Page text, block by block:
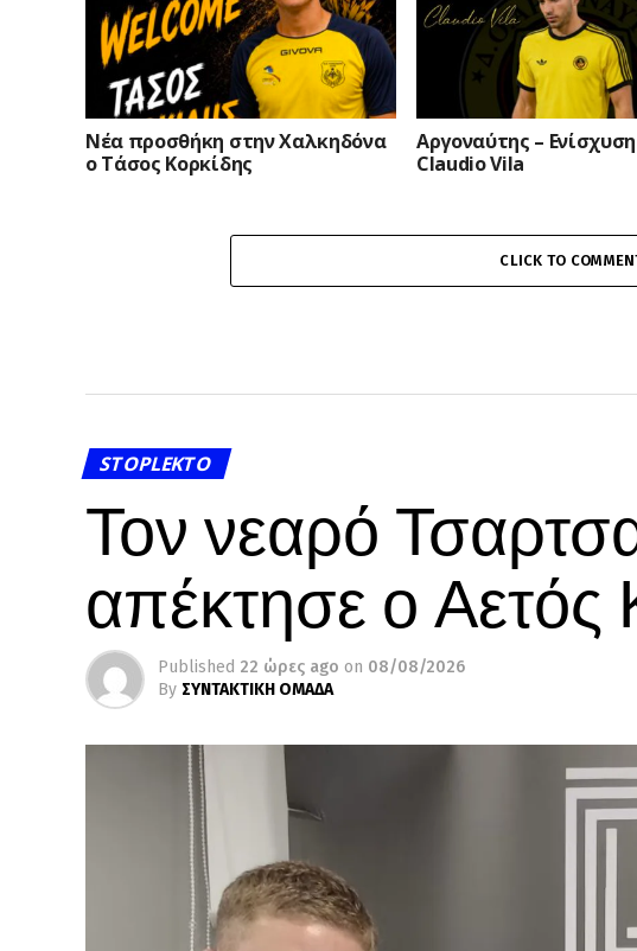
Νέα προσθήκη στην Χαλκηδόνα
ο Τάσος Κορκίδης
Αργοναύτης –
Claudio Vila
CLICK TO
STOPLEKTO
Τον νεαρό
απέκτησε ο
Published 22 ώρες ago on 08/08/2026
By ΣΥΝΤΑΚΤΙΚΗ ΟΜΑΔΑ